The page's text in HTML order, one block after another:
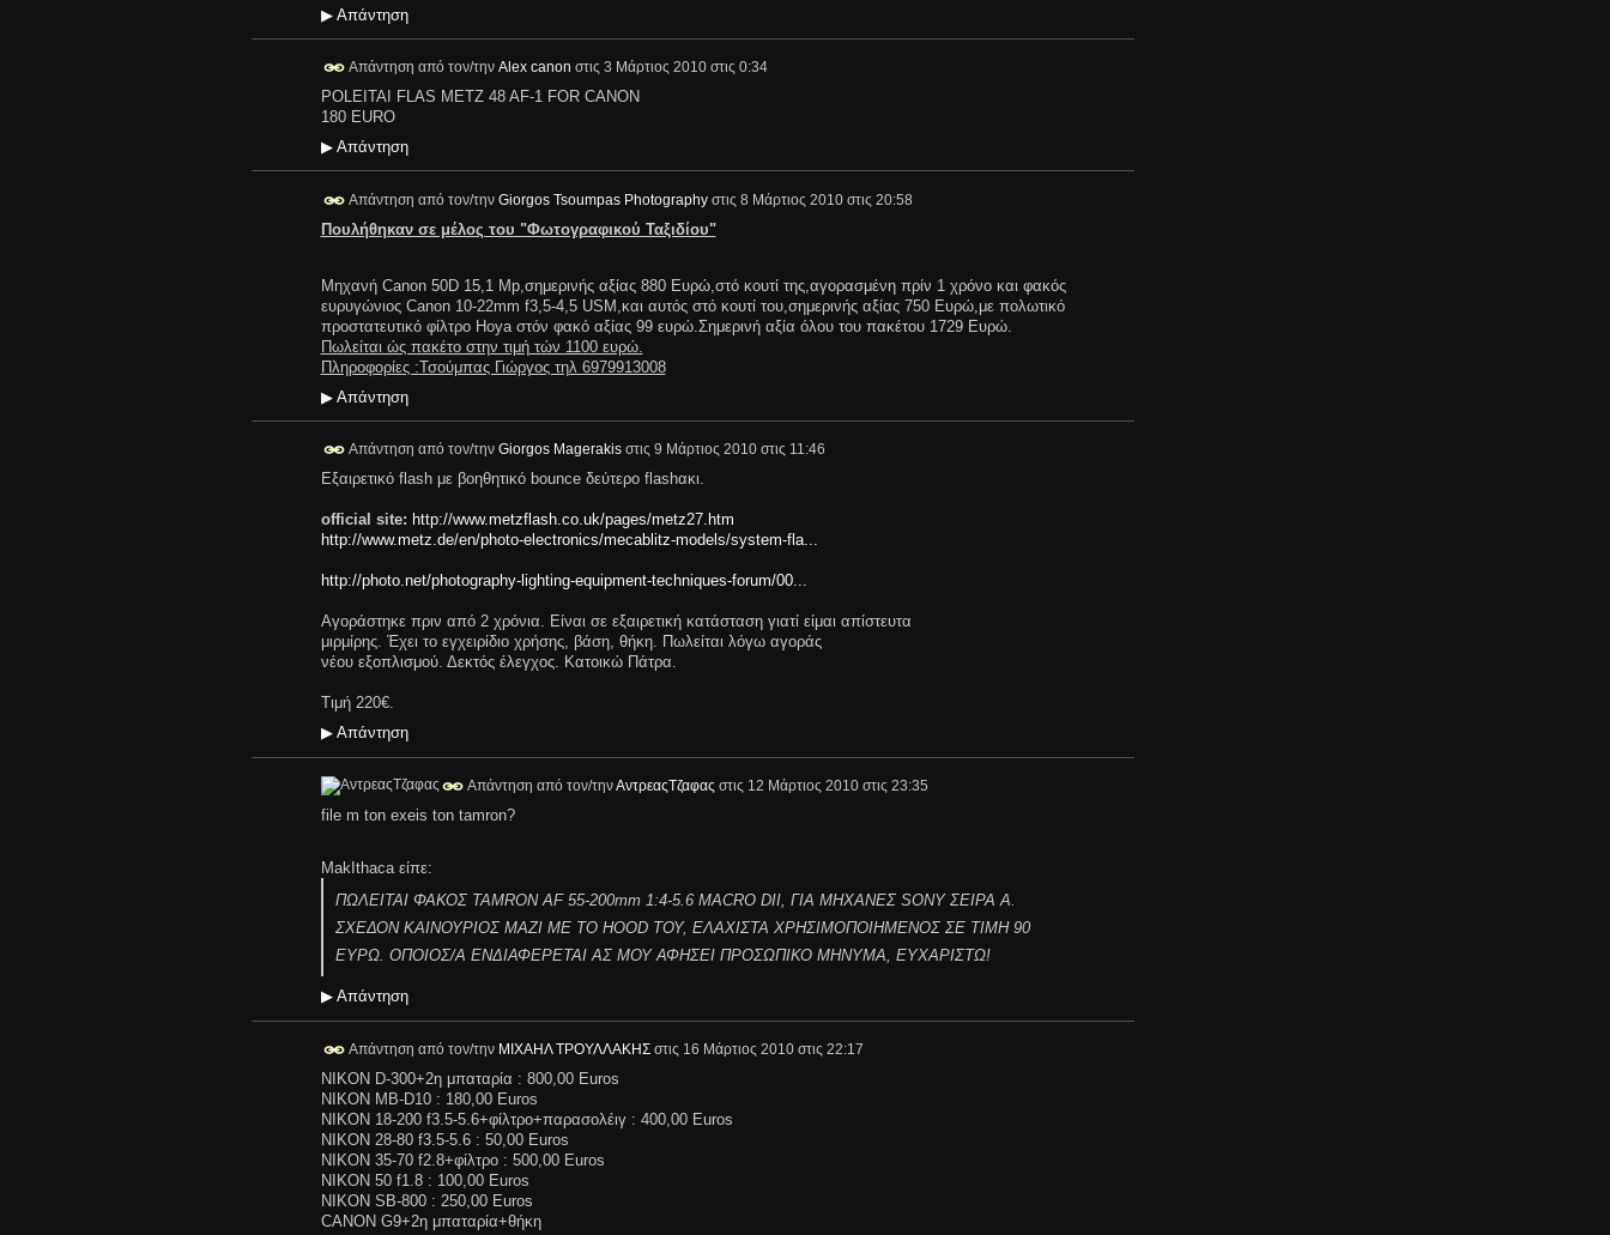
▶Απάντηση
Απάντηση από τον/την Alex canon στις 3 Μάρτιος 2010 στις 0:34
POLEITAI FLAS METZ 48 AF-1 FOR CANON
180 EURO
▶Απάντηση
Απάντηση από τον/την Giorgos Tsoumpas Photographyστις 8 Μάρτιος 2010 στις 20:58
Πουλήθηκαν σε μέλος του "Φωτογραφικού Ταξιδίου"
Μηχανή Canon 50D 15,1 Mp,σημερινής αξίας 880 Ευρώ,στό κουτί της,αγορασμένη πρίν 1 χρόνο και φακός
ευρυγώνιος Canon 10-22mm f3,5-4,5 USM,και αυτός στό κουτί του,σημερινής αξίας 750 Ευρώ,με πολωτικό
προστατευτικό φίλτρο Hoya στόν φακό αξίας 99 ευρώ.Σημερινή αξία όλου του πακέτου 1729 Ευρώ.
Πωλείται ώς πακέτο στην τιμή τών 1100 ευρώ.
Πληροφορίες :Τσούμπας Γιώργος τηλ 6979913008
▶Απάντηση
Απάντηση από τον/την Giorgos Magerakisστις 9 Μάρτιος 2010 στις 11:46
Εξαιρετικό flash με βοηθητικό bounce δεύτερο flashακι.
official site: http://www.metzflash.co.uk/pages/metz27.htm
http://www.metz.de/en/photo-electronics/mecablitz-models/system-fla...
http://photo.net/photography-lighting-equipment-techniques-forum/00...
Αγοράστηκε πριν από 2 χρόνια. Είναι σε εξαιρετική κατάσταση γιατί είμαι απίστευτα
μιρμίρης. Έχει το εγχειρίδιο χρήσης, βάση, θήκη. Πωλείται λόγω αγοράς
νέου εξοπλισμού. Δεκτός έλεγχος. Κατοικώ Πάτρα.
Τιμή 220€.
▶Απάντηση
Απάντηση από τον/τηνΑντρεαςΤζαφας στις 12 Μάρτιος 2010 στις 23:35
file m ton exeis ton tamron?
MakIthaca είπε:
ΠΩΛΕΙΤΑΙ ΦΑΚΟΣ TAMRON AF 55-200mm 1:4-5.6 MACRO DII, ΓΙΑ ΜΗΧΑΝΕΣ SONY ΣΕΙΡΑ A.
ΣΧΕΔΟΝ ΚΑΙΝΟΥΡΙΟΣ ΜΑΖΙ ΜΕ ΤΟ HOOD ΤΟΥ, ΕΛΑΧΙΣΤΑ ΧΡΗΣΙΜΟΠΟΙΗΜΕΝΟΣ ΣΕ ΤΙΜΗ 90
ΕΥΡΩ. ΟΠΟΙΟΣ/Α ΕΝΔΙΑΦΕΡΕΤΑΙ ΑΣ ΜΟΥ ΑΦΗΣΕΙ ΠΡΟΣΩΠΙΚΟ ΜΗΝΥΜΑ, ΕΥΧΑΡΙΣΤΩ!
▶Απάντηση
Απάντηση από τον/την ΜΙΧΑΗΛ ΤΡΟΥΛΛΑΚΗΣστις 16 Μάρτιος 2010 στις 22:17
NIKON D-300+2η μπαταρία : 800,00 Euros
NIKON MB-D10 : 180,00 Euros
NIKON 18-200 f3.5-5.6+φίλτρο+παρασολέιγ : 400,00 Euros
NIKON 28-80 f3.5-5.6 : 50,00 Euros
NIKON 35-70 f2.8+φίλτρο : 500,00 Euros
NIKON 50 f1.8 : 100,00 Euros
NIKON SB-800 : 250,00 Euros
CANON G9+2η μπαταρία+θήκη